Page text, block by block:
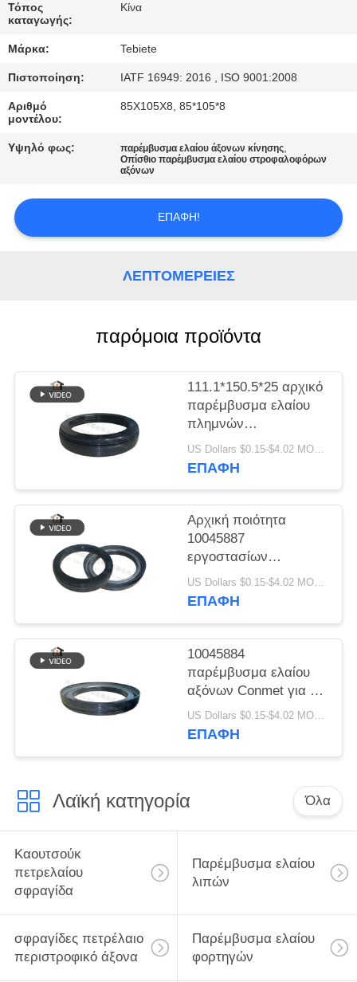
ΣΕ
ΕΠΑΦΉ
ΜΕ
ΕΙΔΉΣΕΙΣ
ΠΕΡΙΠΤΏΣΕΙΣ
SITEMAP
Τόπος
καταγωγής:
Κίνα
Μάρκα: Tebiete
Πιστοποίηση: IATF 16949: 2016 , ISO 9001:2008
Αριθμό
μοντέλου:
85X105X8, 85*105*8
Υψηλό φως: παρέμβυσμα ελαίου άξονων κίνησης,
Οπίσθιο παρέμβυσμα ελαίου στροφαλοφόρων
αξόνων
ΕΠΑΦΉ!
ΛΕΠΤΟΜΈΡΕΙΕΣ
παρόμοια προϊόντα
111.1*150.5*25 αρχικό
παρέμβυσμα ελαίου
πλημνών
εργοστασίων
εφαρμόσιμο στον
US Dollars $0.15-$4.02 MOQ:20 τεμάχια
ΕΠΑΦΉ
Αρχική ποιότητα
10045887
εργοστασίων
παρέμβυσμα ελαίου
πλημνών ροδών για το
121x160.5x28.5 HNBR
Conmet
US Dollars $0.15-$4.02 MOQ:20 τεμάχια
ΕΠΑΦΉ
10045884
παρέμβυσμα ελαίου
αξόνων Conmet για το
φορτηγό και το
φορτηγό
US Dollars $0.15-$4.02 MOQ:20 τεμάχια
ΕΠΑΦΉ
Λαϊκή κατηγορία Όλα
Καουτσούκ
πετρελαίου
σφραγίδα
Παρέμβυσμα ελαίου
λιπών
σφραγίδες πετρέλαιο
περιστροφικό άξονα
Παρέμβυσμα ελαίου
φορτηγών